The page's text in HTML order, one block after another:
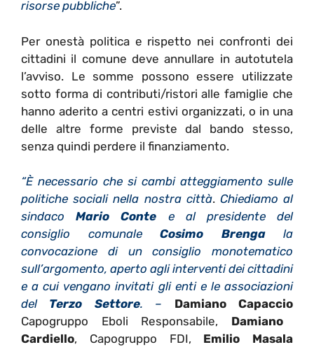
risorse pubbliche”.
Per onestà politica e rispetto nei confronti dei
cittadini il comune deve annullare in autotutela
l’avviso. Le somme possono essere utilizzate
sotto forma di contributi/ristori alle famiglie che
hanno aderito a centri estivi organizzati, o in una
delle altre forme previste dal bando stesso,
senza quindi perdere il finanziamento.
“È necessario che si cambi atteggiamento sulle
politiche sociali nella nostra città. Chiediamo al
sindacoMario Conte e al presidente del
consiglio comunale Cosimo Brengala
convocazione di un consiglio monotematico
sull’argomento, aperto agli interventi dei cittadini
e a cui vengano invitati gli enti e le associazioni
del Terzo Settore. – Damiano Capaccio
Capogruppo Eboli Responsabile, Damiano
Cardiello, Capogruppo FDI, Emilio Masala